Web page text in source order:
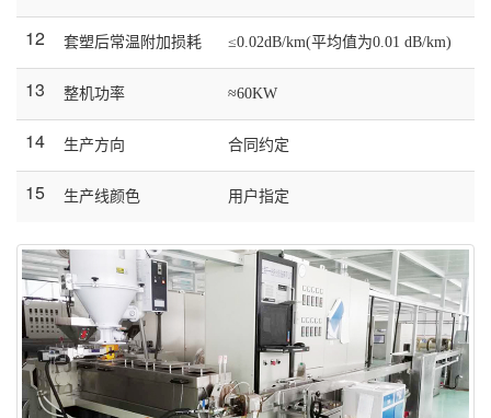
12 套塑后常温附加损耗 ≤0.02dB/km(平均值为0.01 dB/km)
13 整机功率 ≈60KW
14 生产方向 合同约定
15 生产线颜色 用户指定